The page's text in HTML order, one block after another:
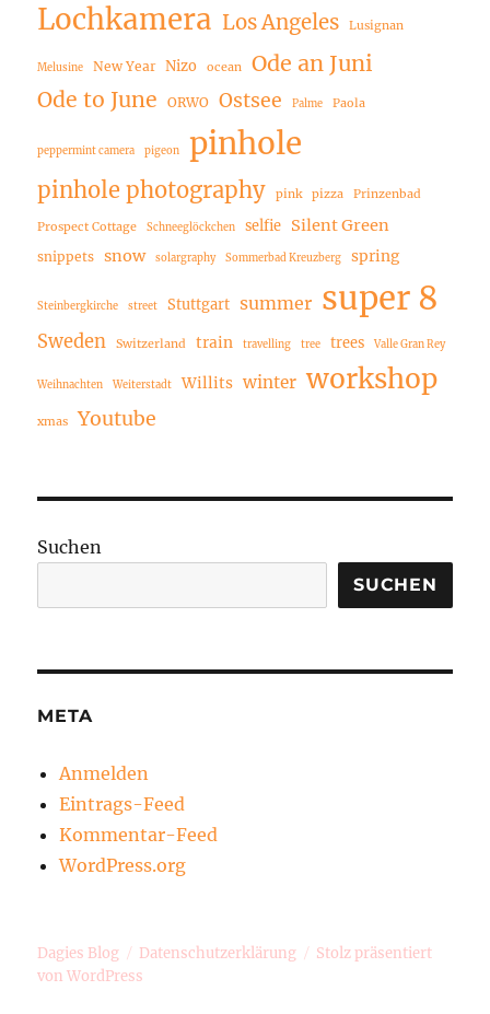
Lochkamera Los Angeles Lusignan
Melusine New Year Nizo ocean
Ode an Juni
Ode to June
ORWO Ostsee Palme Paola
peppermint camera pigeon pinhole
pinhole photography pink pizza Prinzenbad
Prospect Cottage Schneeglöckchen selfie Silent Green
snippets snow solargraphy Sommerbad Kreuzberg spring
Steinbergkirche street Stuttgart summer super 8
Sweden Switzerland train travelling tree trees Valle Gran Rey
Weihnachten Weiterstadt Willits winter workshop
xmas Youtube
Suchen
SUCHEN
META
Anmelden
Eintrags-Feed
Kommentar-Feed
WordPress.org
Dagies Blog Datenschutzerklärung
Stolz präsentiert
von WordPress